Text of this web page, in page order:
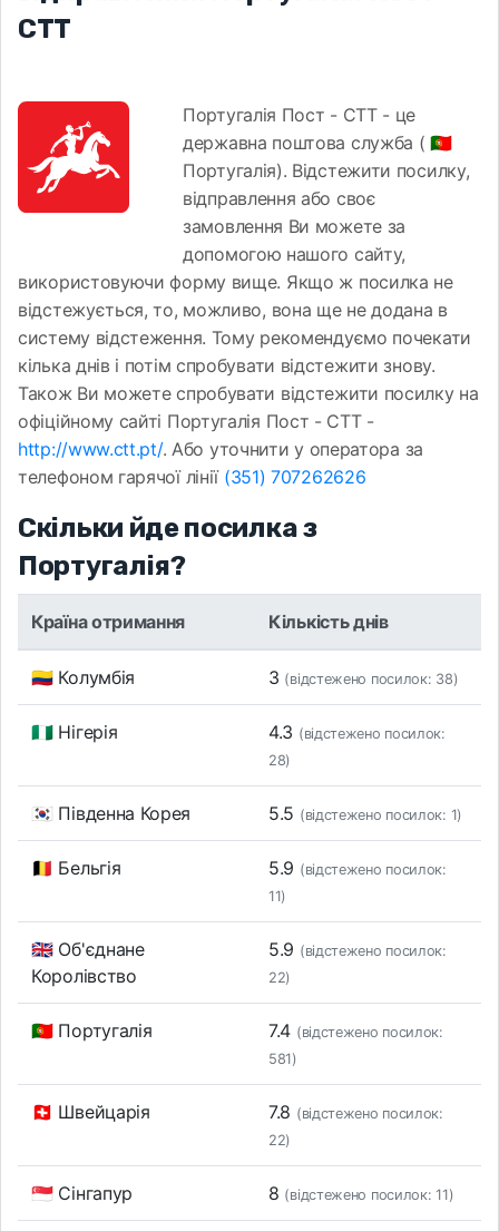
CTT
Португалія Пост - CTT - це
державна поштова служба ( 🇵🇹
Португалія). Відстежити посилку,
відправлення або своє
замовлення Ви можете за
допомогою нашого сайту,
використовуючи форму вище. Якщо ж посилка не
відстежується, то, можливо, вона ще не додана в
систему відстеження. Тому рекомендуємо почекати
кілька днів і потім спробувати відстежити знову.
Також Ви можете спробувати відстежити посилку на
офіційному сайті Португалія Пост - CTT -
http://www.ctt.pt/. Або уточнити у оператора за
телефоном гарячої лінії (351) 707262626
Скільки йде посилка з
Португалія?
Країна отримання Кількість днів
🇨🇴 Колумбія 3 (відстежено посилок: 38)
🇳🇬 Нігерія 4.3 (відстежено посилок:
28)
🇰🇷 Південна Корея 5.5 (відстежено посилок: 1)
🇧🇪 Бельгія 5.9 (відстежено посилок:
11)
🇬🇧 Об'єднане
Королівство
5.9 (відстежено посилок:
22)
🇵🇹 Португалія 7.4 (відстежено посилок:
581)
🇨🇭 Швейцарія 7.8 (відстежено посилок:
22)
🇸🇬 Сінгапур 8 (відстежено посилок: 11)